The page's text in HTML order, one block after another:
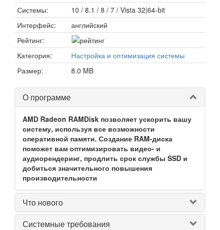
Системы:
10 / 8.1 / 8 / 7 / Vista 32|64-bit
Интерфейс:
английский
Рейтинг:
Категория:
Настройка и оптимизация системы
Размер:
8.0 MB
О программе
AMD Radeon RAMDisk позволяет ускорить вашу
систему, используя все возможности
оперативной памяти. Создание RAM-диска
поможет вам оптимизировать видео- и
аудиорендеринг, продлить срок службы SSD и
добиться значительного повышения
производительности
Что нового
Системные требования